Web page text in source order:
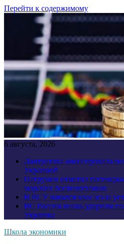
Перейти к содержимому
6 августа, 2026
Лантратова анонсировала
Украиной
Патрушев отметил
морских беспилотников
В ВСУ начался хаос из-за
ВС России вновь ударили
Украины
Школа экономики